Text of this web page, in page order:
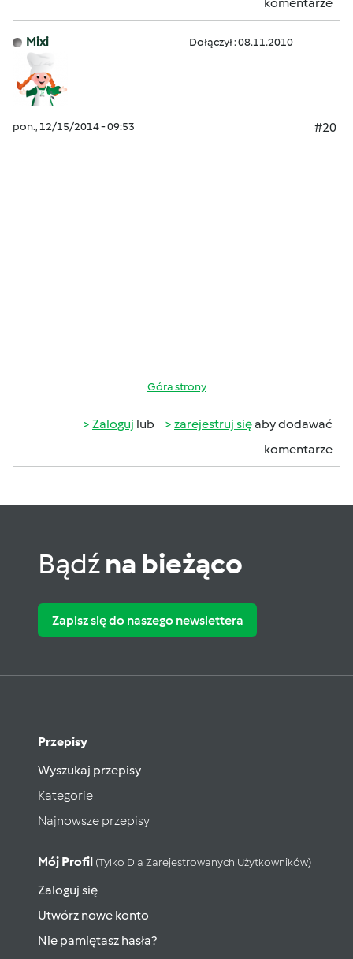
Mixi Dołączył : 08.11.2010
pon., 12/15/2014 - 09:53 #20
Góra strony
Zaloguj lub zarejestruj sięaby dodawać
komentarze
Bądźna bieżąco
Zapisz się do naszego newslettera
Przepisy
Wyszukaj przepisy
Kategorie
Najnowsze przepisy
Mój Profil (tylko Dla Zarejestrowanych Użytkowników)
Zaloguj się
Utwórz nowe konto
Nie pamiętasz hasła?